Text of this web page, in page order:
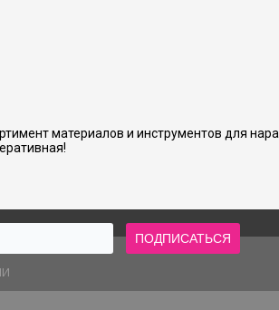
материалов и инструментов для